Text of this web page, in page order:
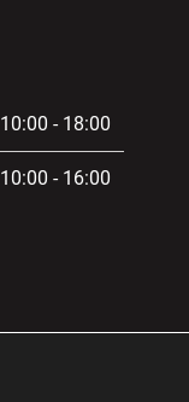
10:00 - 18:00
10:00 - 16:00